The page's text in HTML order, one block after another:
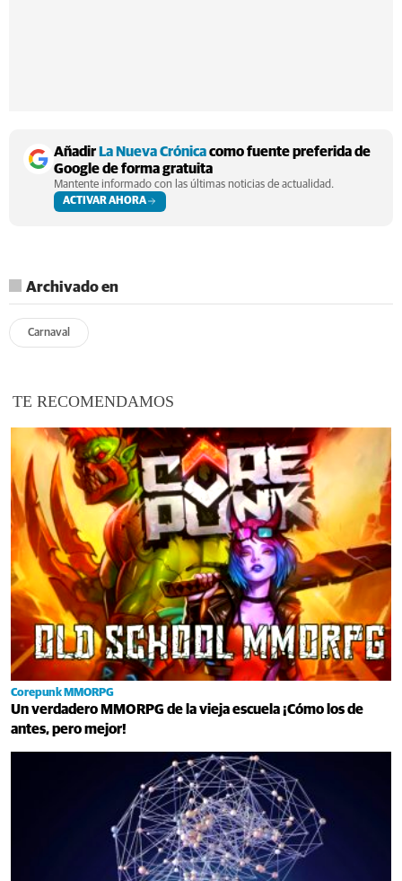
AñadirLa Nueva Crónicacomo fuente preferida de
Google de forma gratuita
Mantente informado con las últimas noticias de actualidad.
ACTIVAR AHORA
Archivado en
Carnaval
TE RECOMENDAMOS
Corepunk MMORPG
Un verdadero MMORPG de la vieja escuela ¡Cómo los de
antes, pero mejor!